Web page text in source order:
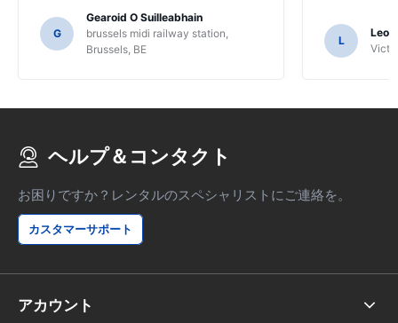
の機能を理解していないかも知れないかも
しれません。
G
Gearoid O Suilleabhain
brussels midi railway station,
Brussels, BE
L
ヘルプ＆コンタクト
お困りですか？レンタルのスペシャリストにご連絡を。
カスタマーサポート
アカウント